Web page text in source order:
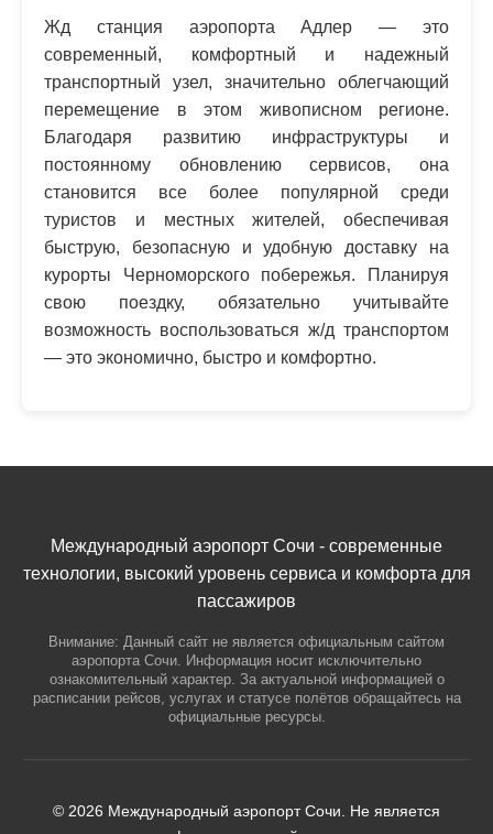
Жд станция аэропорта Адлер — это
современный, комфортный и надежный
транспортный узел, значительно облегчающий
перемещение в этом живописном регионе.
Благодаря развитию инфраструктуры и
постоянному обновлению сервисов, она
становится все более популярной среди
туристов и местных жителей, обеспечивая
быструю, безопасную и удобную доставку на
курорты Черноморского побережья. Планируя
свою поездку, обязательно учитывайте
возможность воспользоваться ж/д транспортом
— это экономично, быстро и комфортно.
Международный аэропорт Сочи - современные
технологии, высокий уровень сервиса и комфорта для
пассажиров
Внимание: Данный сайт не является официальным сайтом
аэропорта Сочи. Информация носит исключительно
ознакомительный характер. За актуальной информацией о
расписании рейсов, услугах и статусе полётов обращайтесь на
официальные ресурсы.
© 2026 Международный аэропорт Сочи. Не является